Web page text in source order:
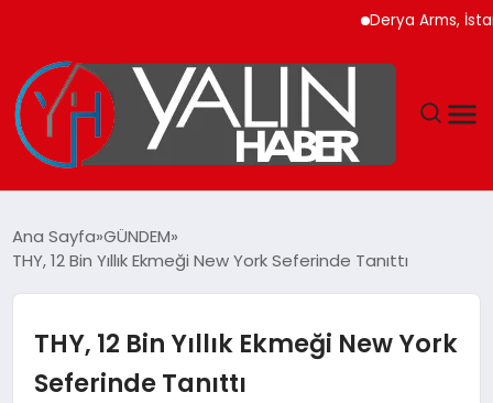
Derya Arms,
SPOR
DÜNYA
EKONOMİ
Ana Sayfa GÜNDEM
THY, 12 Bin Yıllık Ekmeği New York Seferinde Tanıttı
THY, 12 Bin Yıllık Ekmeği New York
Seferinde Tanıttı